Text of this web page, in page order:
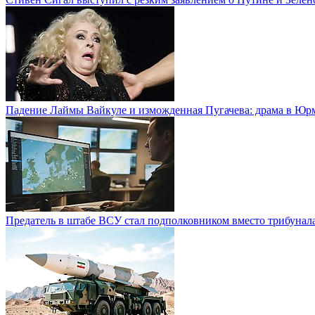
Падение Лаймы Вайкуле и изможденная Пугачева: драма в
Предатель в штабе ВСУ стал подполковником вместо